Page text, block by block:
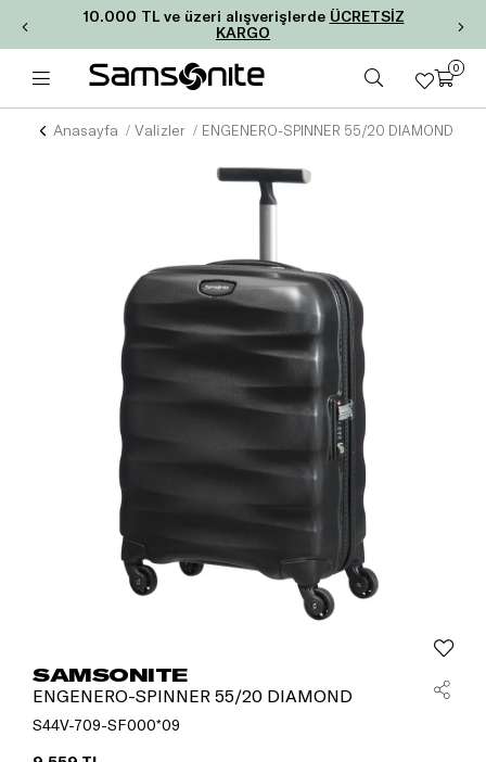
10.000 TL ve üzeri alışverişlerde ÜCRETSİZ
KARGO
0
Anasayfa Valizler ENGENERO-SPINNER 55/20 DIAMOND
SAMSONITE
ENGENERO-SPINNER 55/20 DIAMOND
S44V-709-SF000*09